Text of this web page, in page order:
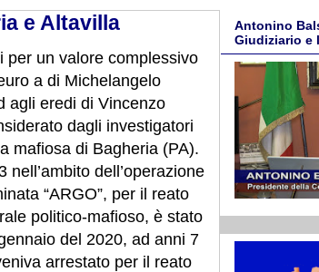
e Altavilla
per un valore complessivo
a di Michelangelo
agli eredi di Vincenzo
dagli investigatori
mafiosa di Bagheria (PA).
nell’ambito dell’operazione
“ARGO”, per il reato
politico-mafioso, è stato
del 2020, ad anni 7
arrestato per il reato
Antonino
Giudiziario e